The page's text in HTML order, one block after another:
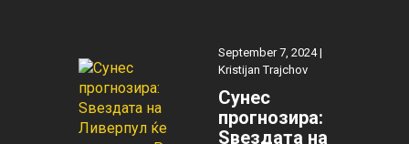
September 7, 2024 |
Kristijan Trajchov
Сунес
прогнозира:
Ѕвездата на